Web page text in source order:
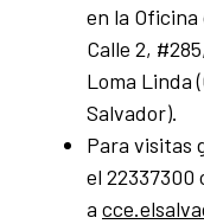
en la Oficina
Calle 2,
Loma Linda
Salvador).
Para visitas
el 22337300
a